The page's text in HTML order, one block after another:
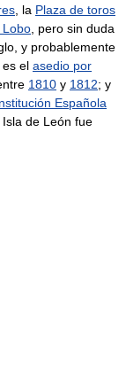
, la Plaza de toros
Lobo , pero sin duda
y probablemente
el asedio por
1810 y 1812; y
Española
Isla de León fue